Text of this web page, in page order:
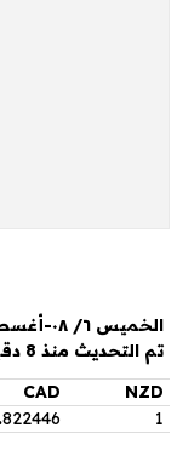
الخميس ٦/ ٠٨-أغسطس/٢٠٢٦
تم التحديث منذ 8 دقيقة و 9 ثانية
NZD
CAD
1
.822446